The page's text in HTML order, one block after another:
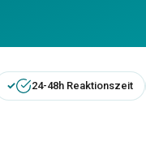
24-48h Reaktionszeit